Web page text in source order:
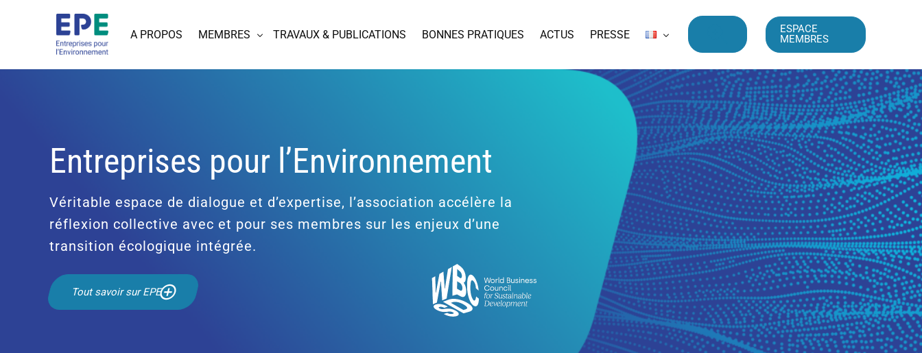
A PROPOS MEMBRES TRAVAUX & PUBLICATIONS BONNES PRATIQUES ACTUS PRESSE
ESPACE
MEMBRES
Entreprises pour l’Environnement
Véritable espace de dialogue et d’expertise, l’association accélère la
réflexion collective avec et pour ses membres sur les enjeux d’une
transition écologique intégrée.
Tout savoir sur EPE